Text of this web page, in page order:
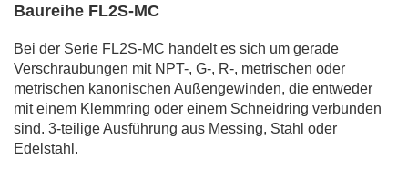
Baureihe FL2S-MC
Bei der Serie FL2S-MC handelt es sich um gerade
Verschraubungen mit NPT-, G-, R-, metrischen oder
metrischen kanonischen Außengewinden, die entweder
mit einem Klemmring oder einem Schneidring verbunden
sind. 3-teilige Ausführung aus Messing, Stahl oder
Edelstahl.